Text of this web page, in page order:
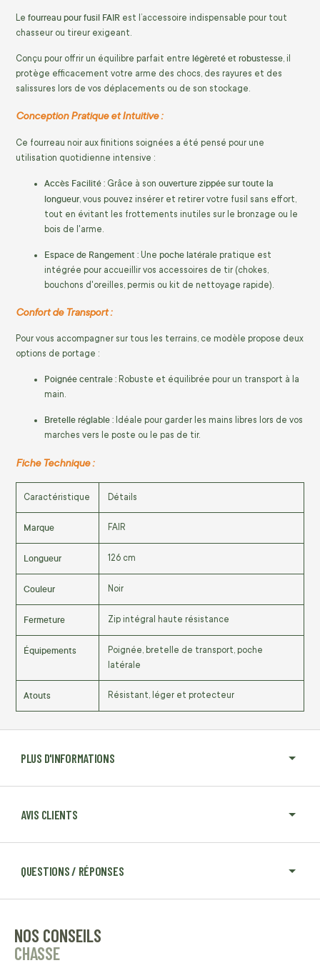
PLUS D'INFORMATIONS
AVIS CLIENTS
QUESTIONS / RÉPONSES
Le fourreau pour fusil FAIR est l’accessoire indispensable pour tout
chasseur ou tireur exigeant.
Conçu pour offrir un équilibre parfait entre légèreté et robustesse, il
protège efficacement votre arme des chocs, des rayures et des
salissures lors de vos déplacements ou de son stockage.
Conception Pratique et Intuitive :
Ce fourreau noir aux finitions soignées a été pensé pour une
utilisation quotidienne intensive :
Accès Facilité : Grâce à son ouverture zippée sur toute la
longueur , vous pouvez insérer et retirer votre fusil sans effort,
tout en évitant les frottements inutiles sur le bronzage ou le
bois de l'arme.
Espace de Rangement : Une poche latérale pratique est
intégrée pour accueillir vos accessoires de tir (chokes,
bouchons d'oreilles, permis ou kit de nettoyage rapide).
Confort de Transport :
Pour vous accompagner sur tous les terrains, ce modèle propose deux
options de portage :
Poignée centrale : Robuste et équilibrée pour un transport à la
main.
Bretelle réglable : Idéale pour garder les mains libres lors de vos
marches vers le poste ou le pas de tir.
Fiche Technique :
Caractéristique Détails
Marque FAIR
Longueur 126 cm
Couleur Noir
Fermeture Zip intégral haute résistance
Équipements
Poignée, bretelle de transport, poche
latérale
Atouts Résistant, léger et protecteur
NOS CONSEILS
CHASSE